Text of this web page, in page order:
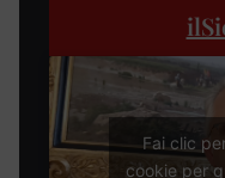
Fai clic
cookie per